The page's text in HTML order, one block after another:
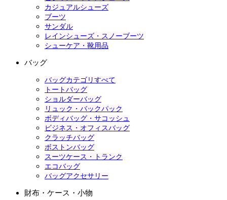
カジュアルシューズ
ブーツ
サンダル
レインシューズ・スノーブーツ
シューケア・靴用品
バッグ
バッグカテゴリすべて
トートバッグ
ショルダーバッグ
リュック・バックパック
ボディバッグ・サコッシュ
ビジネス・オフィスバッグ
クラッチバッグ
ボストンバッグ
スーツケース・トランク
エコバッグ
バッグアクセサリー
財布・ケース・小物